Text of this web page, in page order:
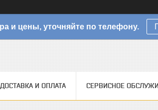
и цены, уточняйте по телефону.
ДОСТАВКА И ОПЛАТА СЕРВИСНОЕ